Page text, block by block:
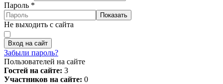
Пароль *
Показать
Не выходить с сайта
Вход на сайт
Забыли пароль?
Пользователей на сайте
Гостей на сайте: 3
Участников на сайте: 0